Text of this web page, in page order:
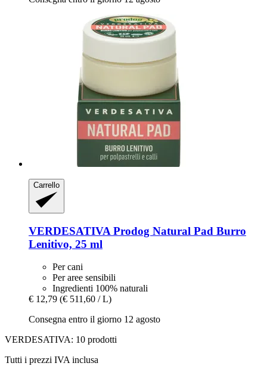
Carrello
VERDESATIVA Prodog Natural Pad Burro
Lenitivo, 25 ml
Per cani
Per aree sensibili
Ingredienti 100% naturali
€ 12,79 (€ 511,60 / L)
Consegna entro il giorno 12 agosto
VERDESATIVA: 10 prodotti
Tutti i prezzi IVA inclusa